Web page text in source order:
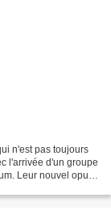
n'est pas toujours
l'arrivée d'un groupe
Leur nouvel opus,